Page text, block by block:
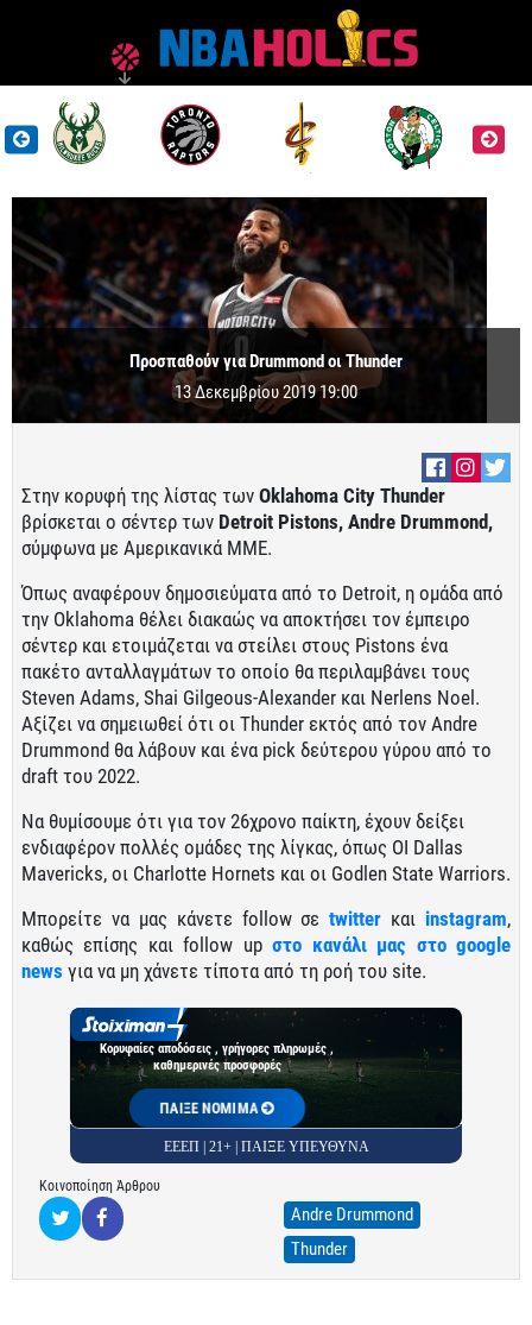
Προσπαθούν για Drummond οι Thunder
13 Δεκεμβρίου 2019 19:00
Στην κορυφή της λίστας των Oklahoma City Thunder
βρίσκεται ο σέντερ των Detroit Pistons, Andre Drummond,
σύμφωνα με Αμερικανικά ΜΜΕ.
Όπως αναφέρουν δημοσιεύματα από το Detroit, η ομάδα από
την Oklahoma θέλει διακαώς να αποκτήσει τον έμπειρο
σέντερ και ετοιμάζεται να στείλει στους Pistons ένα
πακέτο ανταλλαγμάτων το οποίο θα περιλαμβάνει τους
Steven Adams, Shai Gilgeous-Alexander και Nerlens Noel.
Αξίζει να σημειωθεί ότι οι Thunder εκτός από τον Andre
Drummond θα λάβουν και ένα pick δεύτερου γύρου από το
draft του 2022.
Να θυμίσουμε ότι για τον 26χρονο παίκτη, έχουν δείξει
ενδιαφέρον πολλές ομάδες της λίγκας, όπως ΟΙ Dallas
Mavericks, οι Charlotte Hornets και οι Godlen State Warriors.
Μπορείτε να μας κάνετε follow σεtwitter και instagram,
καθώς επίσης και follow upστο κανάλι μας στο google
news για να μη χάνετε τίποτα από τη ροή του site.
Κορυφαίες αποδόσεις , γρήγορες πληρωμές ,
καθημερινές προσφορές
ΠΑΙΞΕ ΝΟΜΙΜΑ
ΕΕΕΠ | 21+ | ΠΑΙΞΕ ΥΠΕΥΘΥΝΑ
Κοινοποίηση Άρθρου
Andre Drummond
Thunder